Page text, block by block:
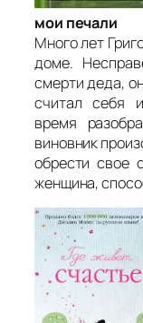
мои печали
Много лет
доме.
смерти деда,
считал себя
время
виновник
обрести свое
женщина,